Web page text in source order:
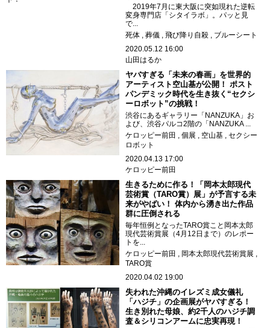
2019年7月に東大阪に突如現れた逆転
変身専門店「シタイラボ」。パッと見
で...
死体
葬儀 飛び降り自殺
ブルーシート
2020.05.12 16:00
山田はるか
ヤバすぎる「未来の春画」を世界的
アーティスト空山基が公開！ ポスト
パンデミック時代を生き抜く“セクシ
ーロボット”の挑戦！
渋谷にあるギャラリー「NANZUKA」お
よび、渋谷パルコ2階の「NANZUKA ...
ケロッピー前田
個展 空山基
セクシー
ロボット
2020.04.13 17:00
ケロッピー前田
生きるために作る！「岡本太郎現代
芸術賞（TARO賞）展」が予言する未
来がやばい！ 体内から湧き出た作品
群に圧倒される
毎年恒例となったTARO賞こと岡本太郎
現代芸術賞展（4月12日まで）のレポー
トを...
ケロッピー前田
岡本太郎現代芸術賞展
TARO賞
2020.04.02 19:00
失われた沖縄のイレズミ成女儀礼
「ハジチ」の企画展がヤバすぎる！
生き別れた母娘、約2千人のハジチ調
査＆シリコンアームに忠実再現！